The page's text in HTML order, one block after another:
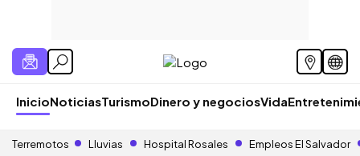
InicioNoticiasTurismoDinero y negociosVida
Terremotos Lluvias Hospital Rosales Empleos El Salvador